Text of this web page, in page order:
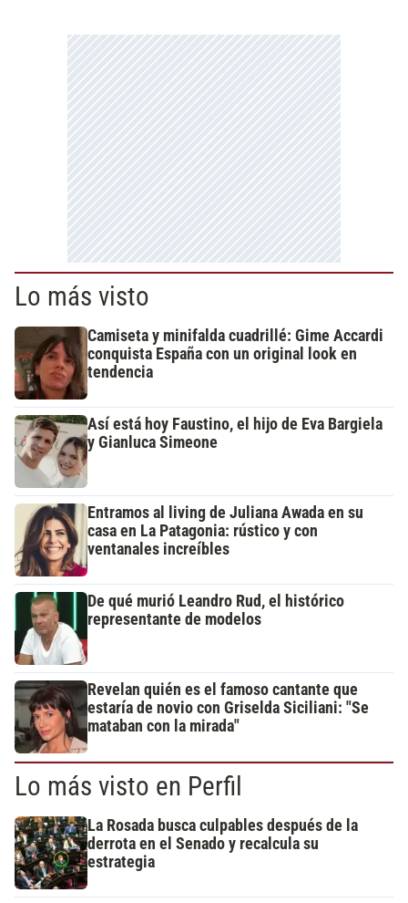
Lo más visto
Camiseta y minifalda cuadrillé: Gime Accardi
conquista España con un original look en
tendencia
Así está hoy Faustino, el hijo de Eva Bargiela
y Gianluca Simeone
Entramos al living de Juliana Awada en su
casa en La Patagonia: rústico y con
ventanales increíbles
De qué murió Leandro Rud, el histórico
representante de modelos
Revelan quién es el famoso cantante que
estaría de novio con Griselda Siciliani: "Se
mataban con la mirada"
Lo más visto en Perfil
La Rosada busca culpables después de la
derrota en el Senado y recalcula su
estrategia